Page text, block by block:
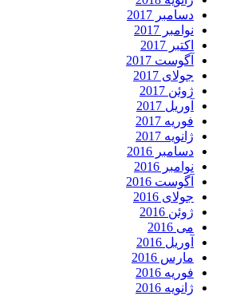
دسامبر 2017
نوامبر 2017
اکتبر 2017
آگوست 2017
جولای 2017
ژوئن 2017
آوریل 2017
فوریه 2017
ژانویه 2017
دسامبر 2016
نوامبر 2016
آگوست 2016
جولای 2016
ژوئن 2016
می 2016
آوریل 2016
مارس 2016
فوریه 2016
ژانویه 2016